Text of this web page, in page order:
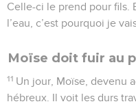
Celle-ci le prend pour fils.
l’eau, c’est pourquoi je
Moïse doit fuir au
11 Un jour, Moïse, devenu
hébreux. Il voit les durs